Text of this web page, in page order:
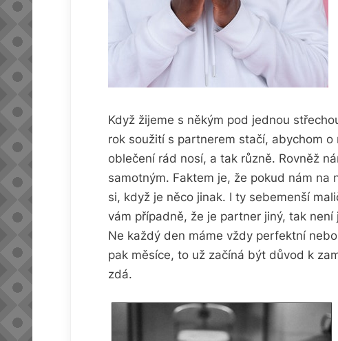
Když žijeme s někým pod jednou
rok soužití s partnerem stačí, abychom
oblečení rád nosí, a tak různě. Rovněž
samotným. Faktem je, že pokud nám na
si, když je něco jinak. I ty sebemenší
vám případně, že je partner jiný, tak
Ne každý den máme vždy perfektní
pak měsíce, to už začíná být důvod k
zdá.